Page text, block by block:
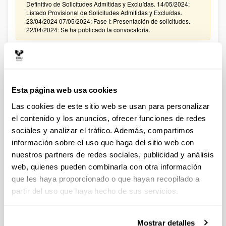
Esta página web usa cookies
Las cookies de este sitio web se usan para personalizar
el contenido y los anuncios, ofrecer funciones de redes
sociales y analizar el tráfico. Además, compartimos
información sobre el uso que haga del sitio web con
nuestros partners de redes sociales, publicidad y análisis
web, quienes pueden combinarla con otra información
que les haya proporcionado o que hayan recopilado a
partir del uso que haya hecho de sus servicios.
Mostrar detalles
Definitivo de Solicitudes Admitidas y Excluídas. 14/05/2024:
Listado Provisional de Solicitudes Admitidas y Excluídas.
23/04/2024 07/05/2024: Fase I: Presentación de solicitudes.
22/04/2024: Se ha publicado la convocatoria.
PROYECTOS ETORKIZUNA ERAIKIZ MISIOAK 2024
18/06/2024: Plazo para comunicar vía email a
presentar una solicitud a la convocatoria
Convocatoria Redes de Investigación 2024 Ministerio de
Ciencia, Innovación y Universidades (MICIU)
Sin trámite abierto (Plazo de presentación de solicitudes:
12/06/2024 - 02/07/2024)
24/06/2024 Modificacion en la convocatoria. Nuevo plazo
interno de presentación de solicitudes: 02/07/2024 a las13h00.
Ciencias de la Vida y de la Materia 2024